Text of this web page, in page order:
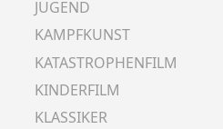
JUGEND
KAMPFKUNST
KATASTROPHENFILM
KINDERFILM
KLASSIKER